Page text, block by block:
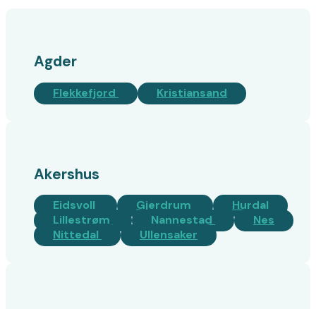
Agder
Flekkefjord Kristiansand
Akershus
Eidsvoll Gjerdrum
Hurdal
Lillestrøm
Nannestad
Nes
Nittedal
Ullensaker